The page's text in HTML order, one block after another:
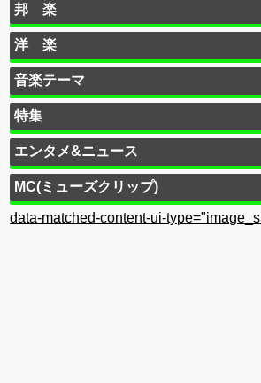
邦 楽
洋 楽
音楽テーマ
特集
エンタメ&ニュース
MC(ミューズクリップ)
data-matched-content-ui-